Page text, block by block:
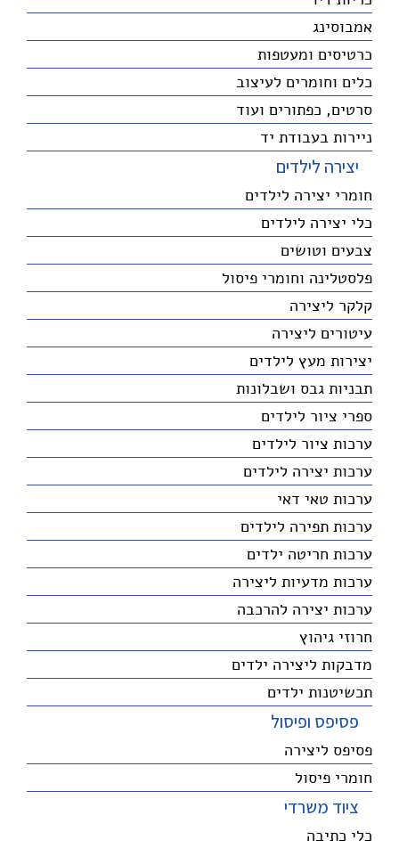
אמבוסינג
כרטיסים ומעטפות
כלים וחומרים לעיצוב
סרטים, כפתורים ועוד
ניירות בעבודת יד
יצירה לילדים
חומרי יצירה לילדים
כלי יצירה לילדים
צבעים וטושים
פלסטלינה וחומרי פיסול
קלקר ליצירה
עיטורים ליצירה
יצירות מעץ לילדים
תבניות גבס ושבלונות
ספרי ציור לילדים
ערכות ציור לילדים
ערכות יצירה לילדים
ערכות טאי דאי
ערכות תפירה לילדים
ערכות חריטה ילדים
ערכות מדעיות ליצירה
ערכות יצירה להרכבה
חרוזי גיהוץ
מדבקות ליצירה ילדים
תכשיטנות ילדים
פסיפס ופיסול
פסיפס ליצירה
חומרי פיסול
ציוד משרדי
כלי כתיבה